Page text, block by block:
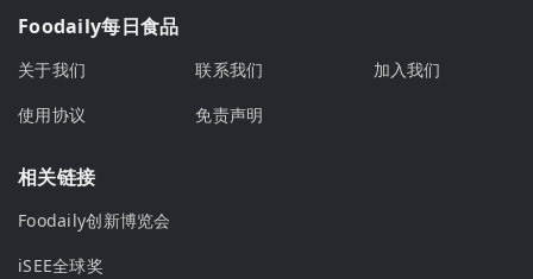
Foodaily每日食品
关于我们 联系我们
加入我们
使用协议
免责声明
相关链接
Foodaily创新博览会
iSEE全球奖